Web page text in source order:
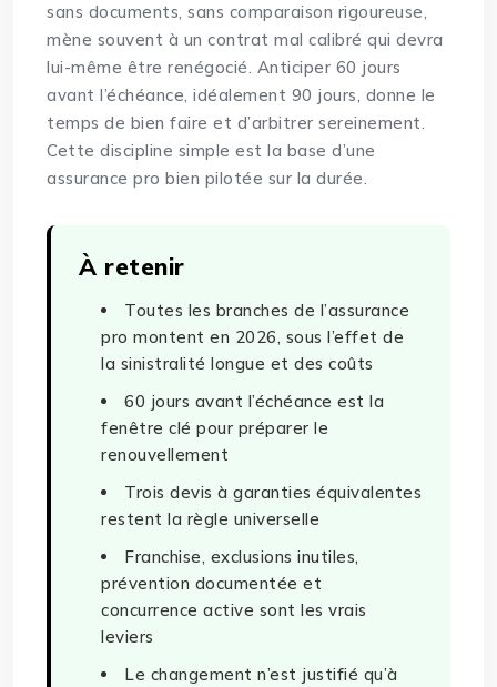
sans documents, sans comparaison rigoureuse,
mène souvent à un contrat mal calibré qui devra
lui-même être renégocié. Anticiper 60 jours
avant l’échéance, idéalement 90 jours, donne le
temps de bien faire et d’arbitrer sereinement.
Cette discipline simple est la base d’une
assurance pro bien pilotée sur la durée.
À retenir
Toutes les branches de l’assurance
pro montent en 2026, sous l’effet de
la sinistralité longue et des coûts
60 jours avant l’échéance est la
fenêtre clé pour préparer le
renouvellement
Trois devis à garanties équivalentes
restent la règle universelle
Franchise, exclusions inutiles,
prévention documentée et
concurrence active sont les vrais
leviers
Le changement n’est justifié qu’à